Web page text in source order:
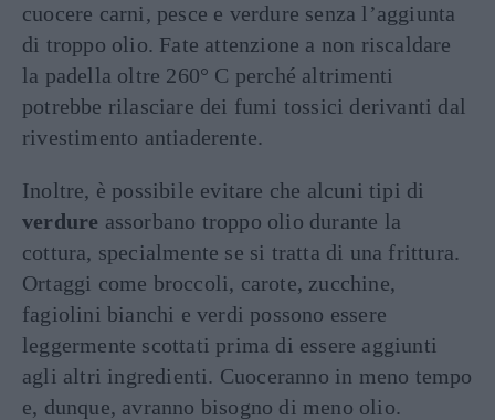
cuocere carni, pesce e verdure senza l’aggiunta
di troppo olio. Fate attenzione a non riscaldare
la padella oltre 260° C perché altrimenti
potrebbe rilasciare dei fumi tossici derivanti dal
rivestimento antiaderente.
Inoltre, è possibile evitare che alcuni tipi di
verdure assorbano troppo olio durante la
cottura, specialmente se si tratta di una frittura.
Ortaggi come broccoli, carote, zucchine,
fagiolini bianchi e verdi possono essere
leggermente scottati prima di essere aggiunti
agli altri ingredienti. Cuoceranno in meno tempo
e, dunque, avranno bisogno di meno olio.